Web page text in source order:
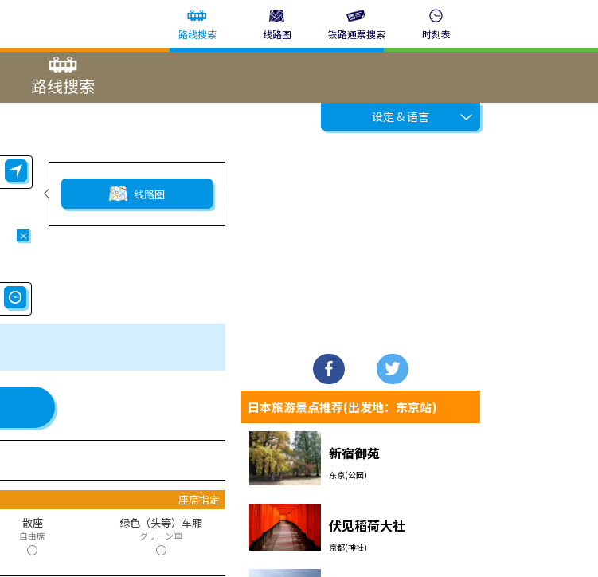
路线搜索 线路图 铁路通票搜索 时刻表
路线搜索
设定 & 语言
×
线路图
座席指定
散座
自由席
绿色（头等）车厢
グリーン車
日本旅游景点推荐(出发地：东京站)
新宿御苑
东京(公园)
伏见稻荷大社
京都(神社)